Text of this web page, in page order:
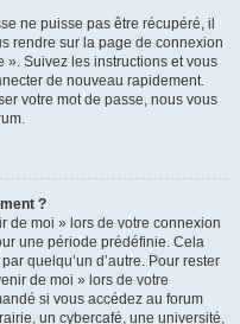
ne puisse pas être récupéré, il
rendre sur la page de connexion
». Suivez les instructions et vous
de nouveau rapidement.
votre mot de passe, nous vous
?
de moi » lors de votre connexion
une période prédéfinie. Cela
quelqu’un d’autre. Pour rester
de moi » lors de votre
si vous accédez au forum
un cybercafé, une université,